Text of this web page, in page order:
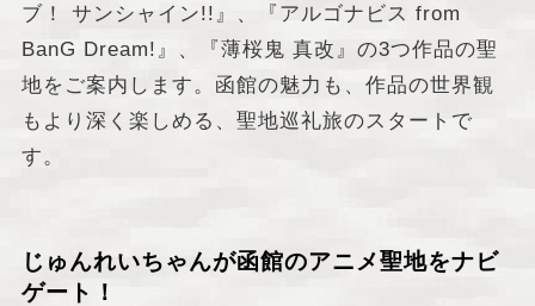
ブ！ サンシャイン!!』、『アルゴナビス from
BanG Dream!』、『薄桜鬼 真改』の3つ作品の聖
地をご案内します。函館の魅力も、作品の世界観
もより深く楽しめる、聖地巡礼旅のスタートで
す。
じゅんれいちゃんが函館のアニメ聖地をナビ
ゲート！